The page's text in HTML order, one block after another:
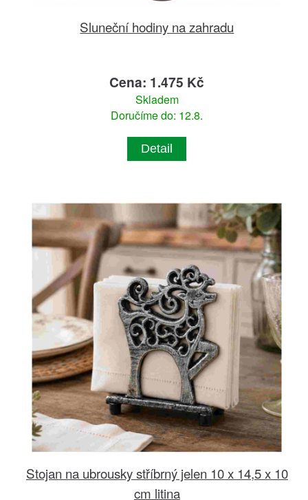
Sluneční hodiny na zahradu
Cena: 1.475 Kč
Skladem
Doručíme do: 12.8.
Detail
Stojan na ubrousky stříbrný jelen 10 x 14,5 x 10
cm litina